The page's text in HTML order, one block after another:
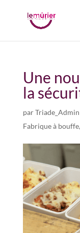
Une
la
parTriade_Admin
Fabrique à bouffe,